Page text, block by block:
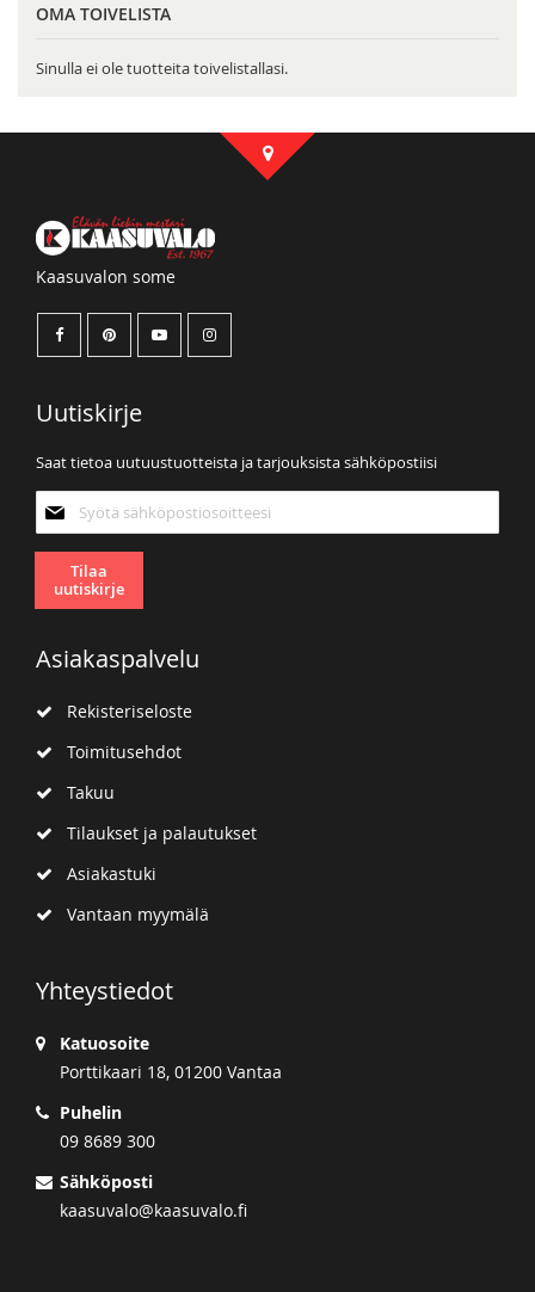
OMA TOIVELISTA
Sinulla ei ole tuotteita toivelistallasi.
Kaasuvalon some
Uutiskirje
Saat tietoa uutuustuotteista ja tarjouksista sähköpostiisi
uutiskirjeemme:
Tilaa
uutiskirje
Asiakaspalvelu
Rekisteriseloste
Toimitusehdot
Takuu
Tilaukset ja palautukset
Asiakastuki
Vantaan myymälä
Yhteystiedot
Katuosoite
Porttikaari 18, 01200 Vantaa
Puhelin
09 8689 300
Sähköposti
kaasuvalo@kaasuvalo.fi